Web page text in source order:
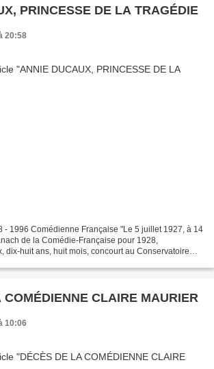
PRINCESSE DE LA TRAGÉDIE
20:58
- 1996 Comédienne Française "Le 5 juillet 1927, à 14
de la Comédie-Française pour 1928,
dix-huit ans, huit mois, concourt au Conservatoire
COMÉDIENNE CLAIRE MAURIER
10:06